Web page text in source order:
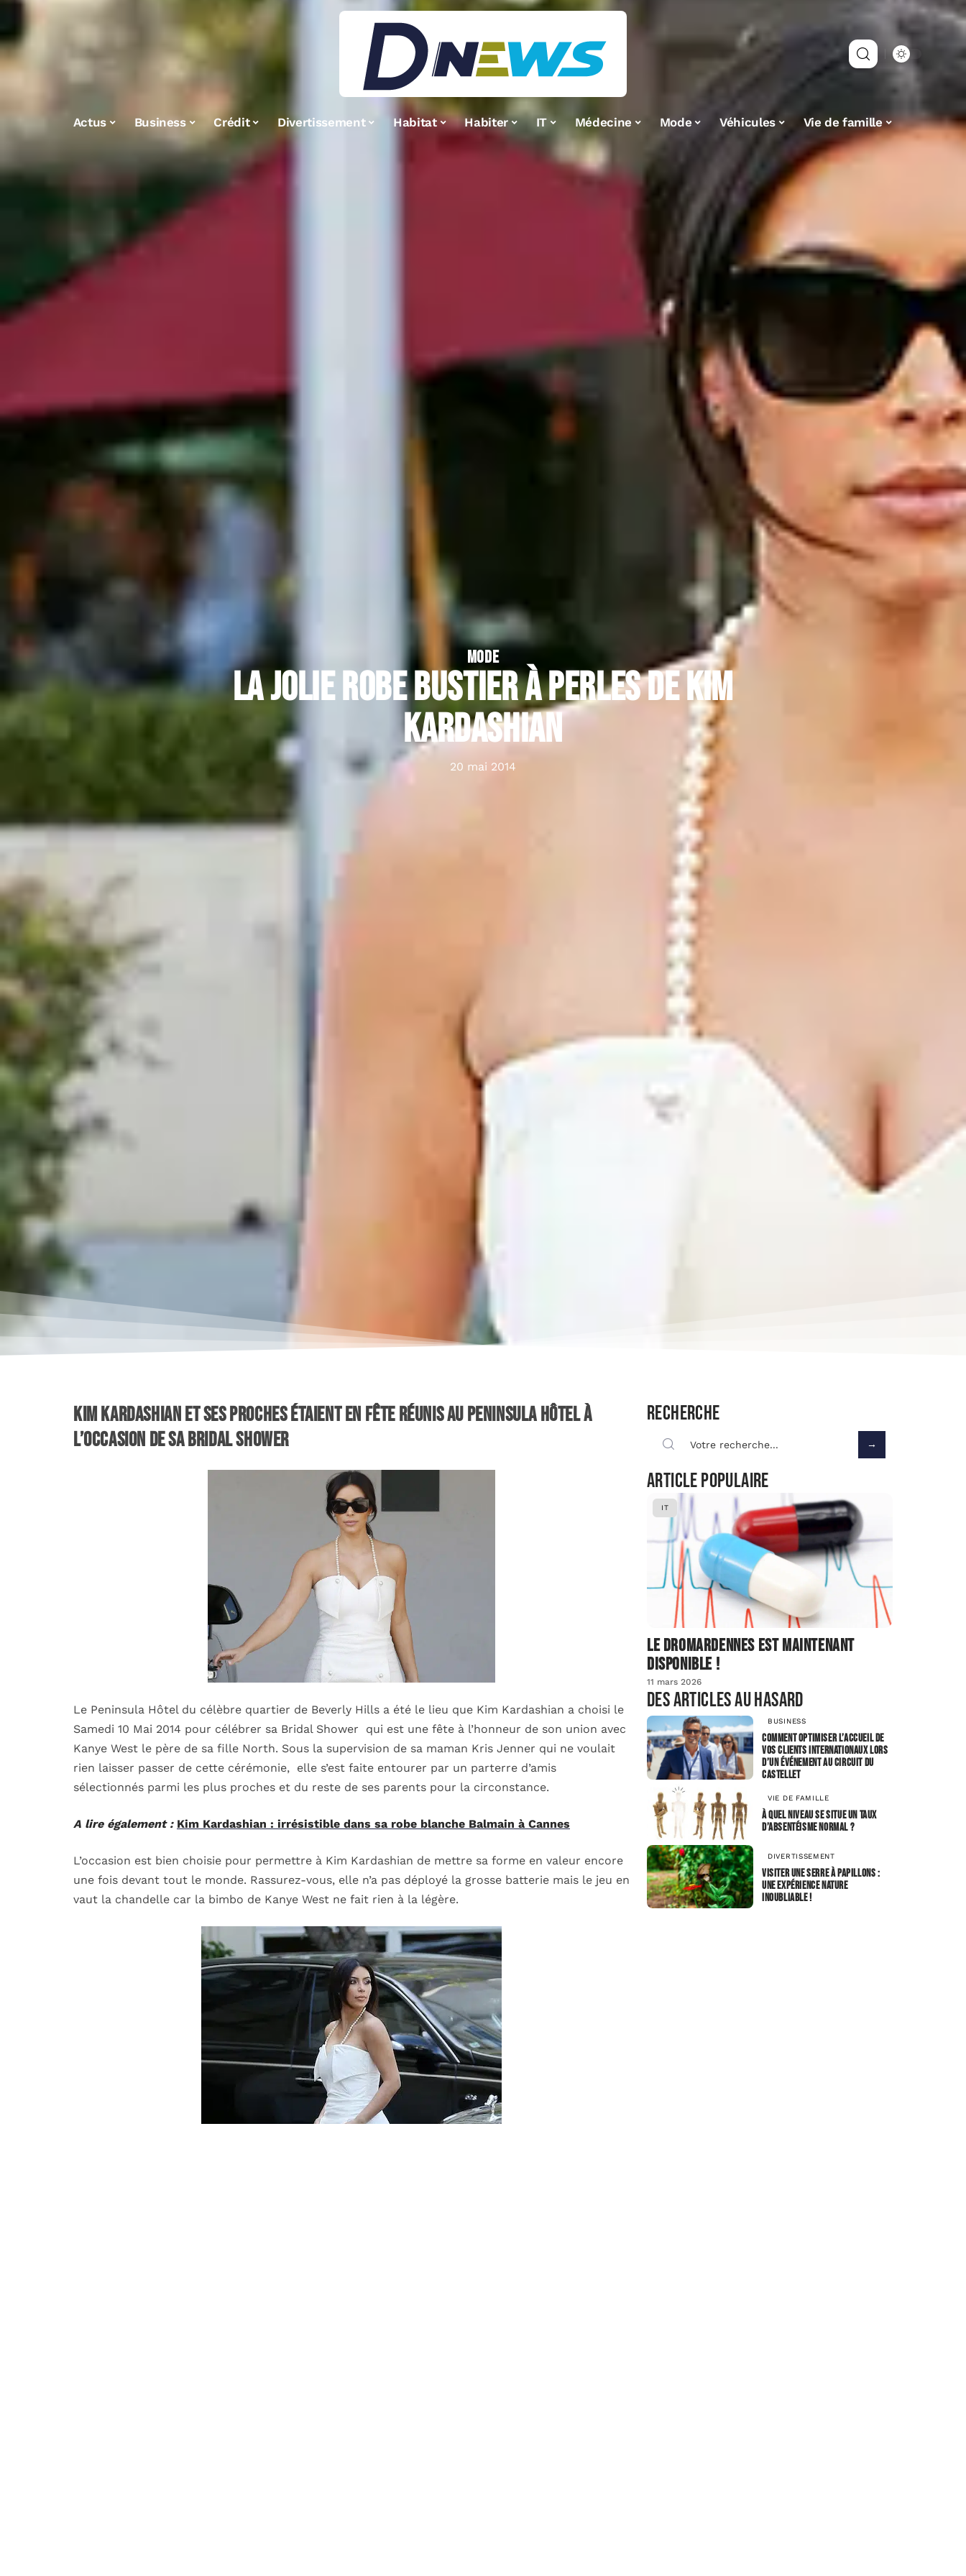
Actus Business Crédit Divertissement Habitat Habiter IT Médecine Mode Véhicules Vie de famille
MODE
La jolie robe bustier à perles de Kim
Kardashian
20 mai 2014
Kim Kardashian et ses proches étaient en fête réunis au Peninsula Hôtel à
l’occasion de sa Bridal Shower
Le Peninsula Hôtel du célèbre quartier de Beverly Hills a été le lieu que Kim Kardashian a choisi le
Samedi 10 Mai 2014 pour célébrer sa Bridal Shower qui est une fête à l’honneur de son union avec
Kanye West le père de sa fille North. Sous la supervision de sa maman Kris Jenner qui ne voulait
rien laisser passer de cette cérémonie, elle s’est faite entourer par un parterre d’amis
sélectionnés parmi les plus proches et du reste de ses parents pour la circonstance.
A lire également : Kim Kardashian : irrésistible dans sa robe blanche Balmain à Cannes
L’occasion est bien choisie pour permettre à Kim Kardashian de mettre sa forme en valeur encore
une fois devant tout le monde. Rassurez-vous, elle n’a pas déployé la grosse batterie mais le jeu en
vaut la chandelle car la bimbo de Kanye West ne fait rien à la légère.
Recherche
Article populaire
IT
Le dromardennes est maintenant
disponible !
11 mars 2026
Des articles au hasard
BUSINESS
Comment optimiser l’accueil de
vos clients internationaux lors
d’un événement au Circuit du
Castellet
VIE DE FAMILLE
À quel niveau se situe un taux
d’absentéisme normal ?
DIVERTISSEMENT
Visiter une serre à papillons :
une expérience nature
inoubliable !